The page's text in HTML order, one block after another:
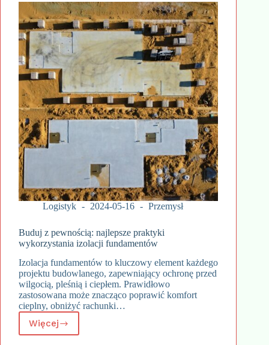
Logistyk 2024-05-16 Przemysł
Buduj z pewnością: najlepsze praktyki
wykorzystania izolacji fundamentów
Izolacja fundamentów to kluczowy element każdego
projektu budowlanego, zapewniający ochronę przed
wilgocią, pleśnią i ciepłem. Prawidłowo
zastosowana może znacząco poprawić komfort
cieplny, obniżyć rachunki…
WięcejBuduj
z